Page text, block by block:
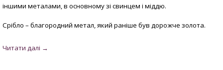
іншими металами, в основному зі свинцем і міддю.
Срібло – благородний метал, який раніше був дорожче золота.